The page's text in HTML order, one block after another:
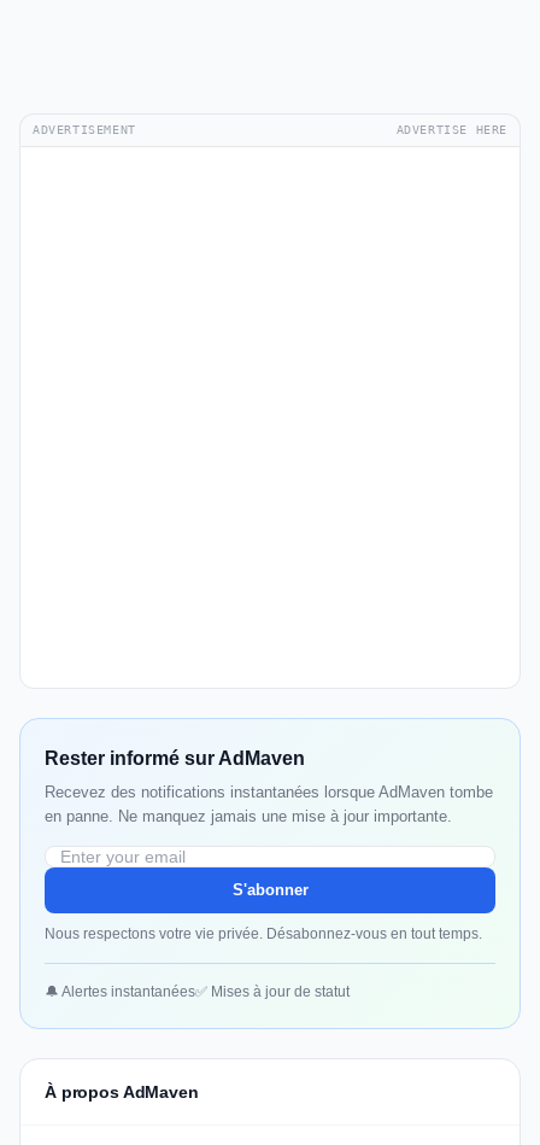
ADVERTISEMENT ADVERTISE HERE
Rester informé sur AdMaven
Recevez des notifications instantanées lorsque AdMaven tombe
en panne. Ne manquez jamais une mise à jour importante.
S'abonner
Nous respectons votre vie privée. Désabonnez-vous en tout temps.
🔔 Alertes instantanées✅ Mises à jour de statut
À propos AdMaven